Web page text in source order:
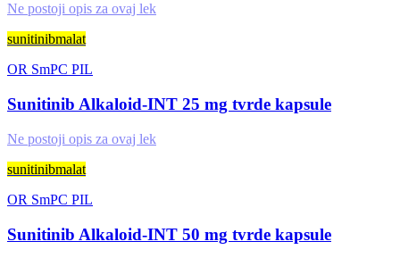
Ne postoji opis za ovaj lek
sunitinibmalat
OR SmPC PIL
Sunitinib Alkaloid-INT 25 mg tvrde kapsule
Ne postoji opis za ovaj lek
sunitinibmalat
OR SmPC PIL
Sunitinib Alkaloid-INT 50 mg tvrde kapsule